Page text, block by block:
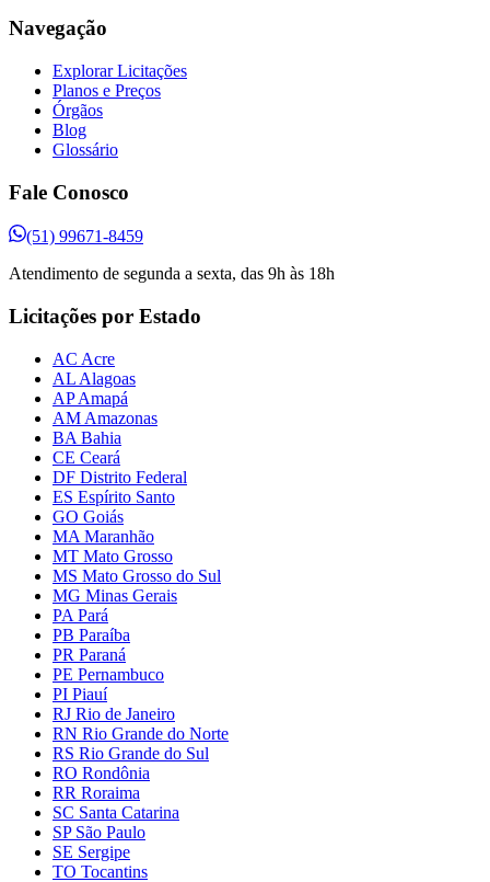
Navegação
Explorar Licitações
Planos e Preços
Órgãos
Blog
Glossário
Fale Conosco
(51) 99671-8459
Atendimento de segunda a sexta, das 9h às 18h
Licitações por Estado
AC Acre
AL Alagoas
AP Amapá
AM Amazonas
BA Bahia
CE Ceará
DF Distrito Federal
ES Espírito Santo
GO Goiás
MA Maranhão
MT Mato Grosso
MS Mato Grosso do Sul
MG Minas Gerais
PA Pará
PB Paraíba
PR Paraná
PE Pernambuco
PI Piauí
RJ Rio de Janeiro
RN Rio Grande do Norte
RS Rio Grande do Sul
RO Rondônia
RR Roraima
SC Santa Catarina
SP São Paulo
SE Sergipe
TO Tocantins